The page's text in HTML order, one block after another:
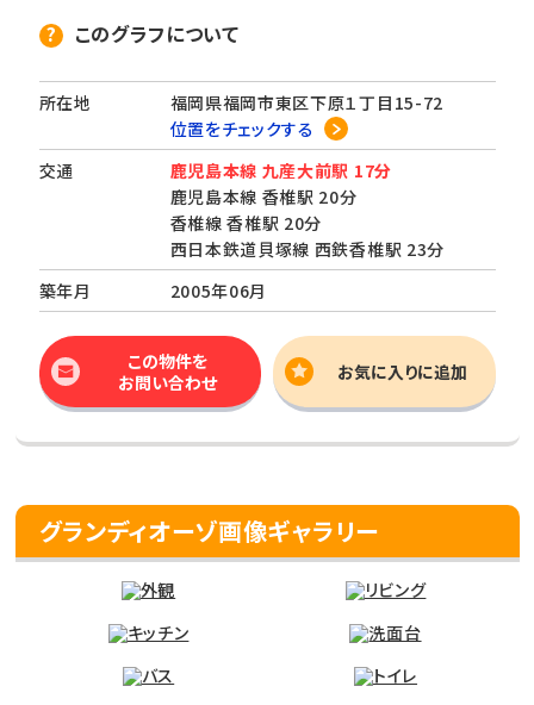
このグラフについて
所在地
福岡県福岡市東区下原１丁目15-72
位置をチェックする
交通
鹿児島本線 九産大前駅 17分
鹿児島本線 香椎駅 20分
香椎線 香椎駅 20分
西日本鉄道貝塚線 西鉄香椎駅 23分
築年月
2005年06月
この物件を
お問い合わせ
お気に入りに追加
グランディオーゾ画像ギャラリー